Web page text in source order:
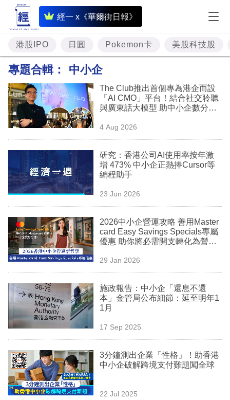
經一 x《華爾街日報》
即
時
財
經
題
投
資
樓
市
理
商
業
科
技
職
場
生
時
事
港股IPO 日圓 Pokemon卡 美股科技股
專題合輯： 中小企
The Club推出首個專為港企而設
「AI CMO」平台！結合社交聆聽
與廣東話大模型 助中小企數分鐘
4 Aug 2026
研究：香港公司AI使用率按年激
增 473% 中小企正熱捧Cursor等
編程助手
23 Jun 2026
2026中小企營運攻略 善用Master
card Easy Savings Specials專屬
優惠 助你將必需開支轉化為營運
29 Jan 2026
施政報告：中小企「還息不還
本」金管局公布細節：延至明年1
1月
17 Sep 2025
3分鐘測出企業「性格」！助香港
中小企破解跨境支付難題闖全球
22 Jul 2025